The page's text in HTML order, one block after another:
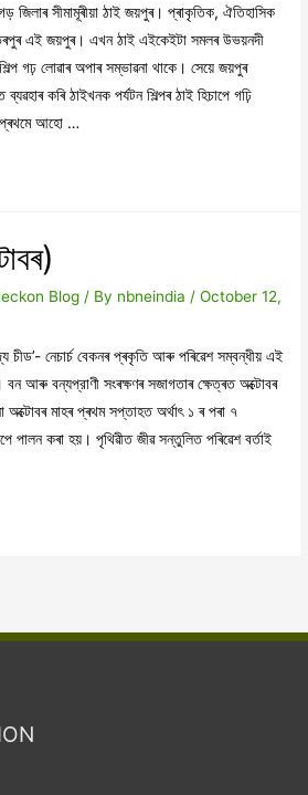
সীমামূৰীয়া ঠাই জয়পুৰ। প্ৰাকৃতিক, ঐতিহাসিক
ভৰপুৰ এই জয়পুৰ। এখন ঠাই এইকেইটা সমলৰ উভয়নদী
গঢ় লোৱাৰ অপাৰ সম্ভাৱনা থাকে। সেয়ে জয়পুৰ
কৰি ঠাইখনক পৰ্যটন শিল্পৰ ঠাই হিচাপে গঢ়ি
প্ৰথমে আহো …
Blog / By nbneindia /October 12,
চীড’- নেচাৰ্চ বেকনৰ প্ৰকৃতি আৰু পৰিৱেশ সম্বন্ধীয় এই
আৰু বন্যপ্রাণী সংৰক্ষণৰ সজাগতাৰ ক্ষেত্ৰত অক্টোবৰ
মাহৰ প্ৰথম সপ্তাহত অৰ্থাৎ ১ ৰ পৰা ৭
পালন কৰা হয়। পৃথিৱীত জীৱ সন্তুলিত পৰিৱেশ বৰ্তাই